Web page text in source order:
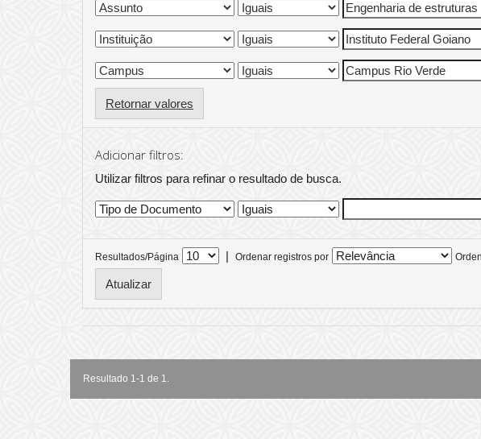
Retornar valores
Adicionar filtros:
Utilizar filtros para refinar o resultado de busca.
Resultados/Página | Ordenar registros por
Resultado 1-1 de 1.